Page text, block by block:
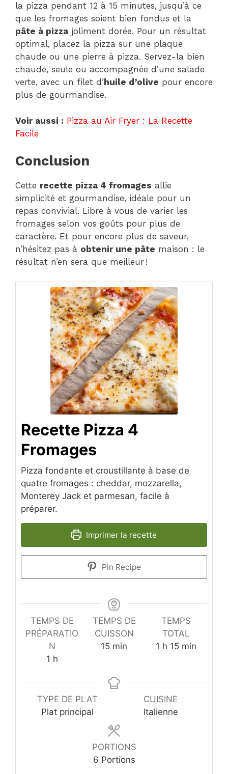
la pizza pendant 12 à 15 minutes, jusqu’à ce
que les fromages soient bien fondus et la
pâte à pizza joliment dorée. Pour un résultat
optimal, placez la pizza sur une plaque
chaude ou une pierre à pizza. Servez-la bien
chaude, seule ou accompagnée d’une salade
verte, avec un filet d’ huile d’olive pour encore
plus de gourmandise.
Voir aussi : Pizza au Air Fryer : La Recette
Facile
Conclusion
Cette recette pizza 4 fromages allie
simplicité et gourmandise, idéale pour un
repas convivial. Libre à vous de varier les
fromages selon vos goûts pour plus de
caractère. Et pour encore plus de saveur,
n’hésitez pas à obtenir une pâte maison : le
résultat n’en sera que meilleur !
Recette Pizza 4
Fromages
Pizza fondante et croustillante à base de
quatre fromages : cheddar, mozzarella,
Monterey Jack et parmesan, facile à
préparer.
Imprimer la recette
Pin Recipe
TEMPS DE
PRÉPARATIO
N
1 heure
h
TEMPS DE
CUISSON
15minutes
min
TEMPS
TOTAL
1 heure
h 15minutes
min
TYPE DE PLAT
Plat principal
CUISINE
Italienne
PORTIONS
6 Portions